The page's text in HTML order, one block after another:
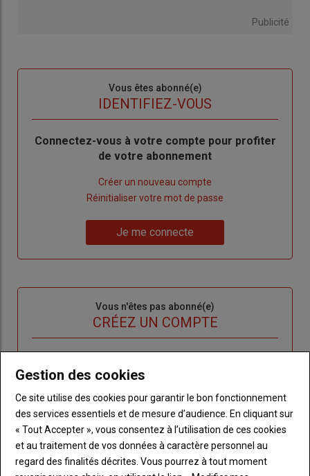
Publicité
Vous êtes abonné(e)
IDENTIFIEZ-VOUS
Body
Connectez-vous à votre compte pour profiter
de votre abonnement
Créer un nouveau compte
de
Réinitialiser votre mot de passe
me
Je me connecte
Vous n'êtes pas abonné(e)
CRÉEZ UN COMPTE
compte pour accéder à tout l'Agri53.
Lien Créez un compte
LES PLUS LUS
Gestion des cookies
Ce site utilise des cookies pour garantir le bon fonctionnement
des services essentiels et de mesure d’audience. En cliquant sur
« Tout Accepter », vous consentez à l’utilisation de ces cookies
et au traitement de vos données à caractère personnel au
regard des finalités décrites. Vous pourrez à tout moment